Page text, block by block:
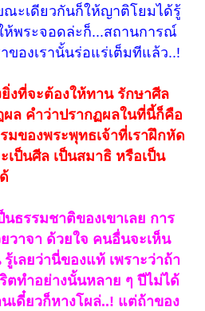
ณะเดียวกันก็ให้ญาติโยมได้รู้
ห้พระจอดล่ะก็...สถานการณ์
ของเรานั้นร่อแร่เต็มทีแล้ว..!
ยิ่งที่จะต้องให้ทาน รักษาศีล
ล คำว่าปรากฏผลในที่นี้ก็คือ
มของพระพุทธเจ้าที่เราฝึกหัด
เป็นศีล เป็นสมาธิ หรือเป็น
ธรรมชาติของเขาเลย การ
วาจา ด้วยใจ คนอื่นจะเห็น
เลยว่านี่ของแท้ เพราะว่าถ้า
ตทำอย่างนั้นหลาย ๆ ปีไม่ได้
เดี๋ยวก็หางโผล่..! แต่ถ้าของ